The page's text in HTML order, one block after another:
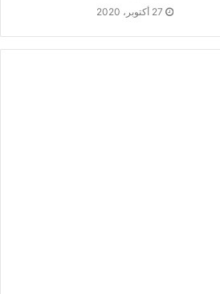
27 أكتوبر، 2020